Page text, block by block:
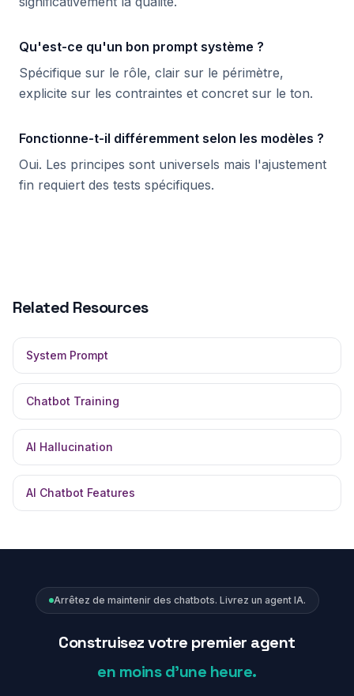
Qu'est-ce qu'un bon prompt système ?
Spécifique sur le rôle, clair sur le périmètre,
explicite sur les contraintes et concret sur le ton.
Fonctionne-t-il différemment selon les modèles ?
Oui. Les principes sont universels mais l'ajustement
fin requiert des tests spécifiques.
Related Resources
System Prompt
Chatbot Training
AI Hallucination
AI Chatbot Features
Arrêtez de maintenir des chatbots. Livrez un agent IA.
Construisez votre premier agent
en moins d'une heure.